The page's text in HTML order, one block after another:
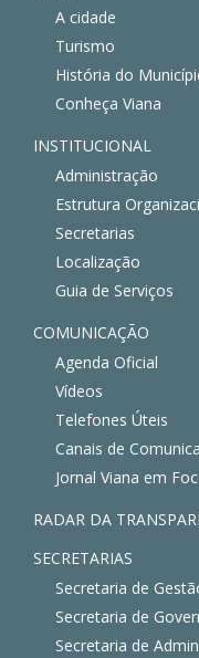
A cidade
Turismo
História do
Conheça Viana
INSTITUCIONAL
Administração
Estrutura
Secretarias
Localização
Guia de Serviços
COMUNICAÇÃO
Agenda Oficial
Vídeos
Telefones Úteis
Canais de
Jornal Viana em
RADAR DA
SECRETARIAS
Secretaria de
Secretaria de
Secretaria de